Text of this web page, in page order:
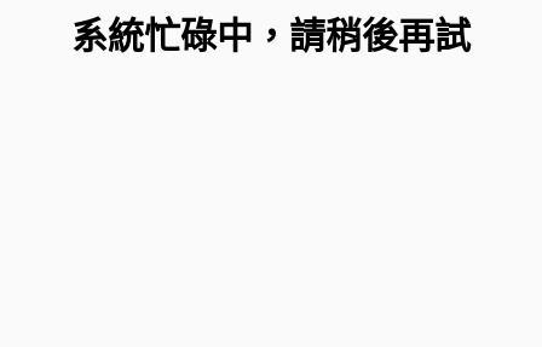
系統忙碌中，請稍後再試